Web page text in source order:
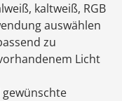
kaltweiß, RGB
auswählen
zu
Licht